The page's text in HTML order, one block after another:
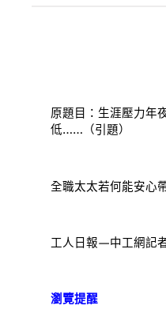
原題目：生涯壓力年
低……（引題）
全職太太若何能安心
工人日報—中工網記
瀏覽提醒